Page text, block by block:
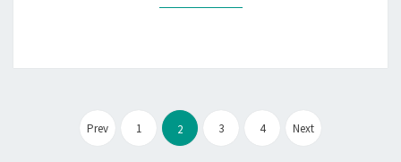
榮
文
章
Prev 1 2 3 4 Next